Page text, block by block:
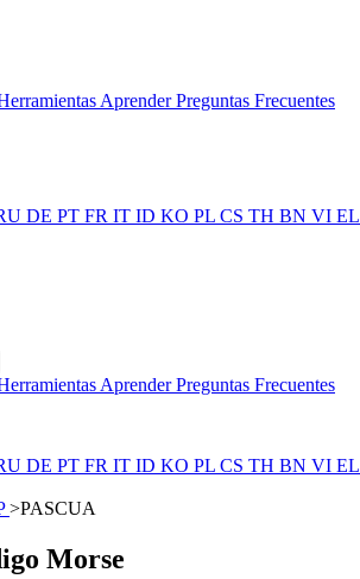
AprenderPreguntas Frecuentes
DE PT FR IT ID KO PL CS TH BN VI EL
AprenderPreguntas Frecuentes
DE PT FR IT ID KO PL CS TH BN VI EL
>PASCUA
Morse